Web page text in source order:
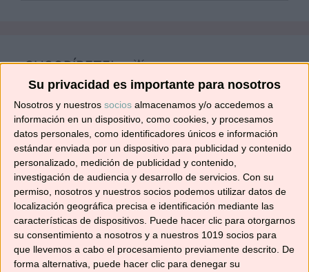
Su privacidad es importante para nosotros
Nosotros y nuestros socios almacenamos y/o accedemos a
información en un dispositivo, como cookies, y procesamos
datos personales, como identificadores únicos e información
estándar enviada por un dispositivo para publicidad y contenido
personalizado, medición de publicidad y contenido,
investigación de audiencia y desarrollo de servicios. Con su
permiso, nosotros y nuestros socios podemos utilizar datos de
localización geográfica precisa e identificación mediante las
características de dispositivos. Puede hacer clic para otorgarnos
su consentimiento a nosotros y a nuestros 1019 socios para
que llevemos a cabo el procesamiento previamente descrito. De
forma alternativa, puede hacer clic para denegar su
¡SUSCRÍBETE! 🍳🌟
Suscríbete ahora para recibir todas las recetas
en tu correo.
¡No te pierdas ninguna! 👩‍🍳👨‍🍳
Dirección
de
correo
electrónico
Suscribir